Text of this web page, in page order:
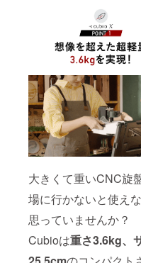
大きくて重いCNC旋
場に行かないと使え
思っていませんか？
Cubioは重さ3.6kg、